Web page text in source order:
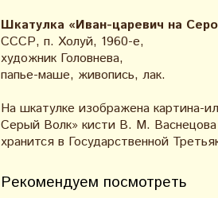
Шкатулка «Иван-царевич на
СССР, п. Холуй, 1960-е,
художник Головнева,
папье-маше, живопись, лак.
На шкатулке изображена картина-
Серый Волк» кисти В. М.
хранится в Государственной
Рекомендуем посмотреть